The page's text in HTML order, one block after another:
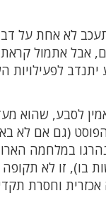
לא אחת על
אבל אתמול
יתנדב
לסבע, שהוא
במלחמה
בו), זו לא
אכזרית וחסרת